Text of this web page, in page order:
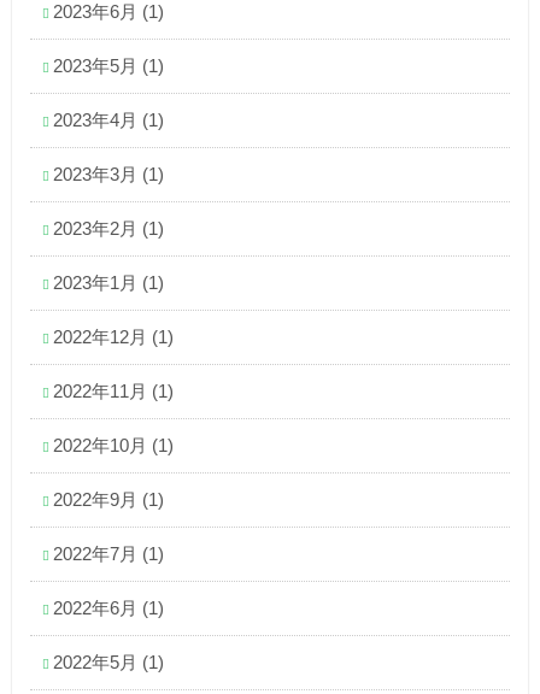
2023年6月 (1)
2023年5月 (1)
2023年4月 (1)
2023年3月 (1)
2023年2月 (1)
2023年1月 (1)
2022年12月 (1)
2022年11月 (1)
2022年10月 (1)
2022年9月 (1)
2022年7月 (1)
2022年6月 (1)
2022年5月 (1)